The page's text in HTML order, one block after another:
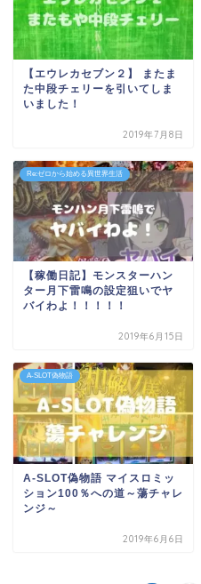
【エウレカセブン２】 またま
た中段チェリーを引いてしま
いました！
2019年7月8日
Re:ゼロから始める異世界生活
【稼働日記】モンスターハン
ター月下雷鳴の設定狙いでヤ
バイわよ！！！！！
2019年6月15日
A-SLOT偽物語
A-SLOT偽物語 マイスロミッ
ション100％への道～蕩チャレ
ンジ～
2019年6月6日